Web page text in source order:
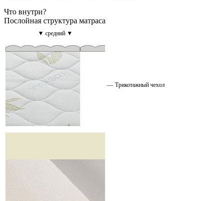
Что внутри?
Послойная структура матраса
▼ средний ▼
— Трикотажный чехол